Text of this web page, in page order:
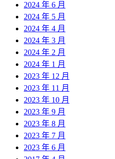
2024 年 6 月
2024 年 5 月
2024 年 4 月
2024 年 3 月
2024 年 2 月
2024 年 1 月
2023 年 12 月
2023 年 11 月
2023 年 10 月
2023 年 9 月
2023 年 8 月
2023 年 7 月
2023 年 6 月